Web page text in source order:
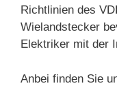
Richtlinien des
Wielandstecker
Elektriker mit der
Anbei finden Sie